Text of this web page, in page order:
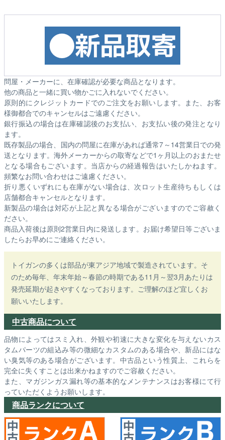
問屋・メーカーに、在庫確認が必要な商品となります。
他の商品と一緒に買い物かごに入れないでください。
原則的にクレジットカードでのご注文をお願いします。また、お客
様御都合でのキャンセルはご遠慮ください。
銀行振込の場合は在庫確認後のお支払い、お支払い後の発注となり
ます。
既存製品の場合、国内の問屋に在庫があれば通常7～14営業日での発
送となります。海外メーカーからの取寄などで1ヶ月以上のおまたせ
となる場合もございます。 当店からの経過報告はいたしかねます。
頻繁なお問い合わせはご遠慮ください。
折り悪くいずれにも在庫がない場合は、次ロット生産待ちもしくは
店舗都合キャンセルとなります。
新製品の場合は対応が上記と異なる場合がございますのでご容赦く
ださい。
商品入荷後は原則2営業日内に発送します。お届け希望日等ございま
したらお早めにご連絡ください。
トイガンの多くは部品が東アジア地域で製造されています。そ
のため毎年、年末年始～春節の時期である11月～翌3月あたりは
発売延期が起きやすくなっております。ご理解のほど宜しくお
願いいたします。
中古商品について
品物によってはスミ入れ、外観や初速に大きな変化を与えないカス
タムパーツの組込み等の微細なカスタムのある場合や、新品にはな
い臭気等のある場合がございます。中古品という性質上、これらを
完全に失くすことは出来かねますのでご容赦ください。
また、マガジンガス漏れ等の基本的なメンテナンスはお客様にて行
っていただくようお願いします。
商品ランクについて